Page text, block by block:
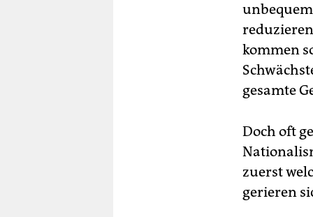
kommen
gesamte
Doch oft
zuerst
gerieren